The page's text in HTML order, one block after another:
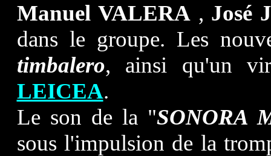
Manuel VALERA , José
dans le groupe. Les
timbalero, ainsi qu'un
LEICEA.
Le son de la "SONORA
sous l'impulsion de la